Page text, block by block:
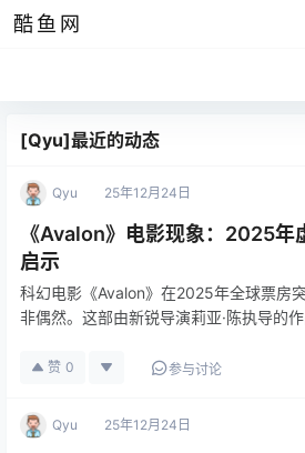
酷鱼网
[Qyu]最近的动态
Qyu 25年12月24日
《Avalon》电影现象：2025年
启示
科幻电影《Avalon》在2025年全球票房
非偶然。这部由新锐导演莉亚·陈执导的
值。其成功背后，是VR技术民用化五年
赞 0 参与讨论
Qyu 25年12月24日